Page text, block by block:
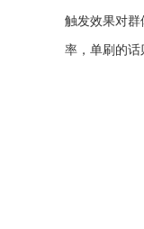
触发效果对
率，单刷的话